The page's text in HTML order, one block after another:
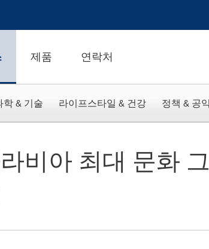
제품 연락처
학 & 기술 라이프스타일 & 건강 정책 & 공익
비아 최대 문화